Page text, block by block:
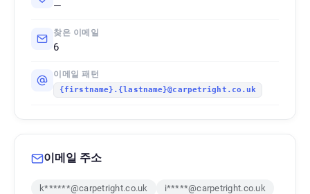
—
찾은 이메일
6
이메일 패턴
{firstname}.{lastname}@carpetright.co.uk
이메일 주소
k******@carpetright.co.uk
i*****@carpetright.co.uk